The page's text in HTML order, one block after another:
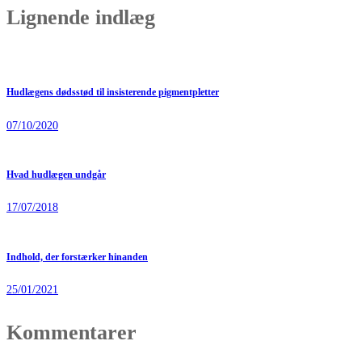
Lignende indlæg
Hudlægens dødsstød til insisterende pigmentpletter
07/10/2020
Hvad hudlægen undgår
17/07/2018
Indhold, der forstærker hinanden
25/01/2021
Kommentarer